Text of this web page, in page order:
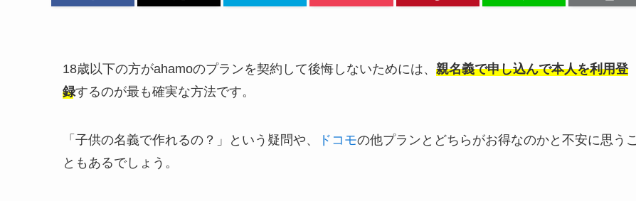
18歳以下の方がahamoのプランを契約して後悔しないためには、 親名義で申し込んで本人を利用登
録するのが最も確実な方法です。
「子供の名義で作れるの？」という疑問や、 ドコモの他プランとどちらがお得なのかと不安に思うこ
ともあるでしょう。